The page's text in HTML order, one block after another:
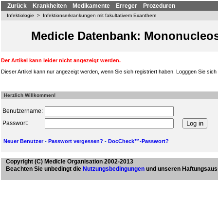
Zurück Krankheiten Medikamente Erreger Prozeduren
Infektiologie > Infektionserkrankungen mit fakultativem Exanthem
Medicle Datenbank:
Der Artikel kann leider nicht angezeigt werden.
Dieser Artikel kann nur angezeigt werden, wenn Sie sich registriert haben. Logggen Sie
Herzlich Willkommen!
Benutzername:
Passwort:
Neuer Benutzer- Passwort vergessen? - DocCheck™-Passwort?
Copyright (C) Medicle Organisation 2002-2013
Beachten Sie unbedingt die Nutzungsbedingungen und unseren